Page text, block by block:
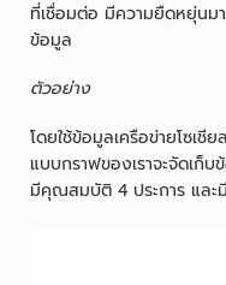
ที่เชื่อมต่อ มีความยืดหยุ่นม
ข้อมูล
ตัวอย่าง
โดยใช้ข้อมูลเครือข่ายโซเ
แบบกราฟของเราจะจัดเก็
มีคุณสมบัติ 4 ประการ และ